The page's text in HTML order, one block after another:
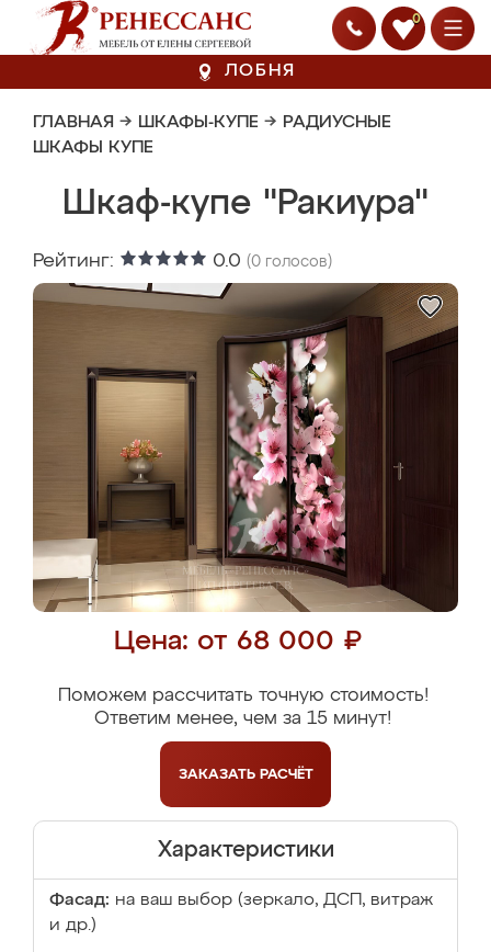
0
ЛОБНЯ
ГЛАВНАЯ → ШКАФЫ-КУПЕ → РАДИУСНЫЕ
ШКАФЫ КУПЕ
Шкаф-купе "Ракиура"
Рейтинг: 0.0 (0 голосов)
Цена: от 68 000 ₽
Поможем рассчитать точную стоимость!
Ответим менее, чем за 15 минут!
ЗАКАЗАТЬ РАСЧЁТ
Характеристики
Фасад: на ваш выбор (зеркало, ДСП, витраж
и др.)